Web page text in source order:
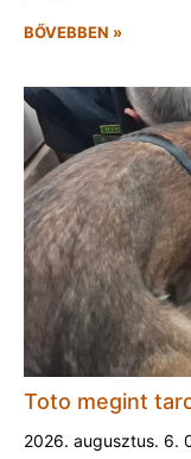
BŐVEBBEN »
Toto megint
2026. augusztus. 6.